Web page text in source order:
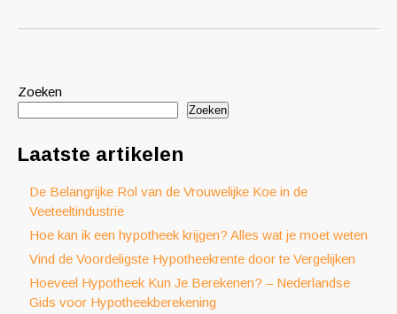
Zoeken
Zoeken
Laatste artikelen
De Belangrijke Rol van de Vrouwelijke Koe in de
Veeteeltindustrie
Hoe kan ik een hypotheek krijgen? Alles wat je moet weten
Vind de Voordeligste Hypotheekrente door te Vergelijken
Hoeveel Hypotheek Kun Je Berekenen? – Nederlandse
Gids voor Hypotheekberekening